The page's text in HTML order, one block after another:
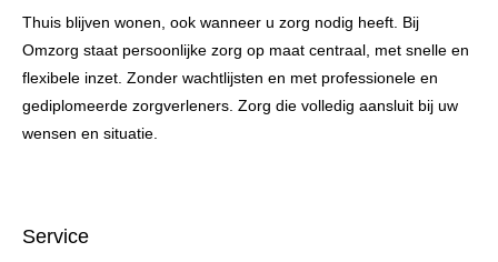
Thuis blijven wonen, ook wanneer u zorg nodig heeft. Bij
Omzorg staat persoonlijke zorg op maat centraal, met snelle en
flexibele inzet. Zonder wachtlijsten en met professionele en
gediplomeerde zorgverleners. Zorg die volledig aansluit bij uw
wensen en situatie.
Service